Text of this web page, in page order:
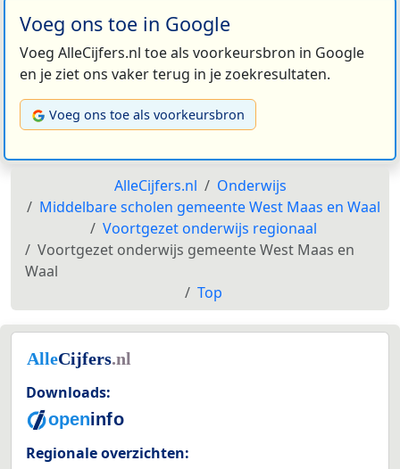
Voeg ons toe in Google
Voeg AlleCijfers.nl toe als voorkeursbron in Google
en je ziet ons vaker terug in je zoekresultaten.
Voeg ons toe als voorkeursbron
AlleCijfers.nl
Onderwijs
Middelbare scholen gemeente West Maas en Waal
Voortgezet onderwijs regionaal
Voortgezet onderwijs gemeente West Maas en
Waal
Top
Downloads:
Regionale overzichten: